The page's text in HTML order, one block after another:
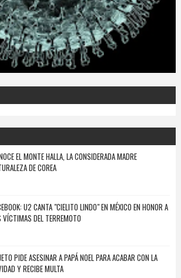
EL MONTE HALLA, LA CONSIDERADA MADRE
DE COREA
U2 CANTA "CIELITO LINDO" EN MÉXICO EN HONOR A
VÍCTIMAS DEL TERREMOTO
PIDE ASESINAR A PAPÁ NOEL PARA ACABAR CON LA
Y RECIBE MULTA